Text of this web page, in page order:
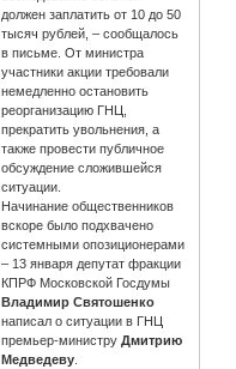
должен заплатить от 10 до 50
тысяч рублей, – сообщалось
в письме. От министра
участники акции требовали
немедленно остановить
реорганизацию ГНЦ,
прекратить увольнения, а
также провести публичное
обсуждение сложившейся
ситуации.
Начинание общественников
вскоре было подхвачено
системными опозиционерами
– 13 января депутат фракции
КПРФ Московской Госдумы
Владимир Святошенко
написал о ситуации в ГНЦ
премьер-министруДмитрию
Медведеву